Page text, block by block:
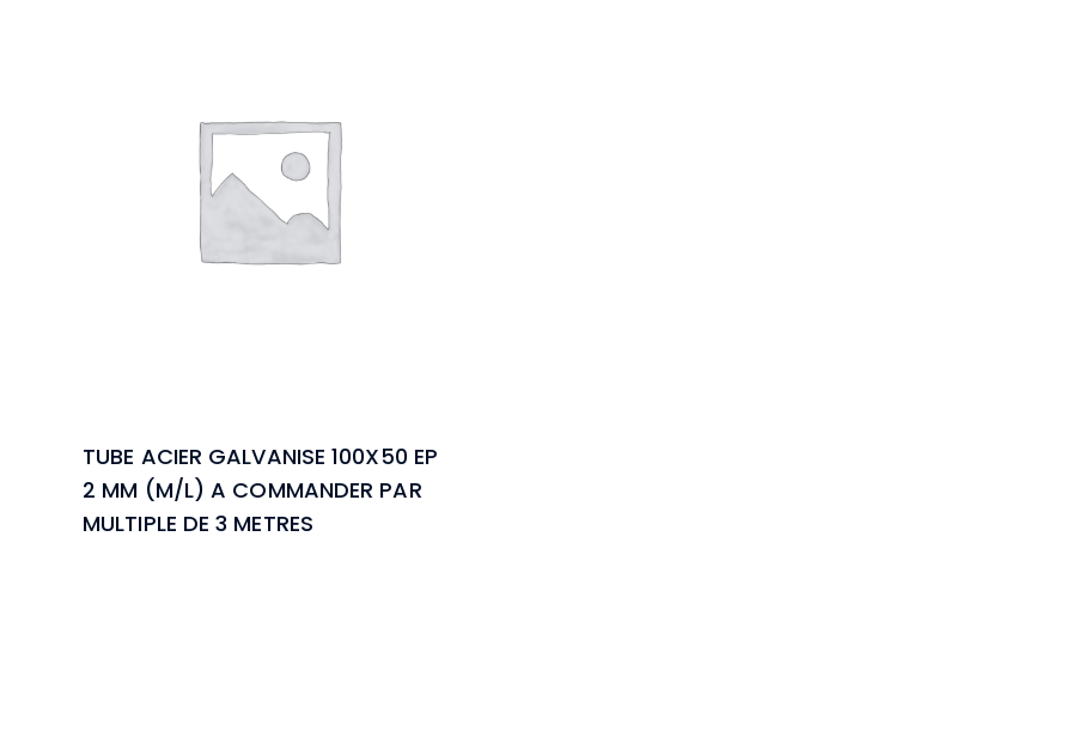
TUBE ACIER GALVANISE 100X50 EP
2 MM (M/L) A COMMANDER PAR
MULTIPLE DE 3 METRES